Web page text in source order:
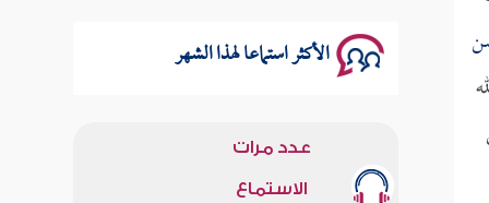
الأكثر استماعا لهذا الشهر
عدد مرات
الاستماع